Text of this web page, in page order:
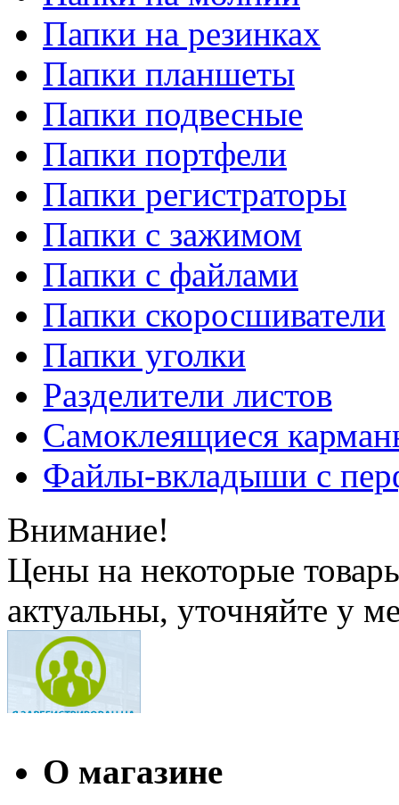
Папки на резинках
Папки планшеты
Папки подвесные
Папки портфели
Папки регистраторы
Папки с зажимом
Папки с файлами
Папки скоросшиватели
Папки уголки
Разделители листов
Самоклеящиеся
Файлы-вкладыши с
Внимание!
Цены на некоторые
актуальны, уточняйте у
О магазине